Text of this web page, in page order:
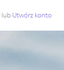
lub Utwórz konto